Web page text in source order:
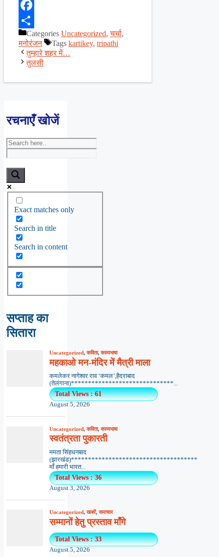
X
Facebook
ShareCategories Uncategorized,चर्चा,
मनोरंजन
Tags kartikey, tripathi
तुम्हारे शहर में…
तुलसी
रचनाएँ खोजें
Exact matches only
Search in title
Search in content
सप्ताह का
सितारा
Uncategorized,कविता,काव्यभाषा
महकाओ मन-मंदिर में मैत्री माला
कमलेकर नागेश्वर राव ‘कमल’,हैदराबाद
(तेलंगाना)******************************...
Total Views : 61
August 5, 2026
Uncategorized,कविता,काव्यभाषा
स्वतंत्रता पुकारती
ममता सिंहधनबाद
(झारखंड)*************************************
माँ हमारी भारत...
Total Views : 36
August 3, 2026
Uncategorized,खबरें,समाचार
सम्मानों हेतु प्रस्ताव माँगे
Total Views : 33
August 5, 2026